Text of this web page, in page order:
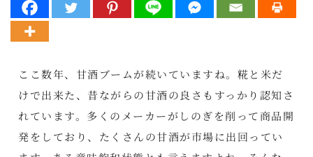
ここ数年、甘酒ブームが続いていますね。糀と米だ
けで出来た、昔ながらの甘酒の良さもすっかり認知さ
れています。多くのメーカーがしのぎを削って商品開
発をしており、たくさんの甘酒が市場に出回ってい